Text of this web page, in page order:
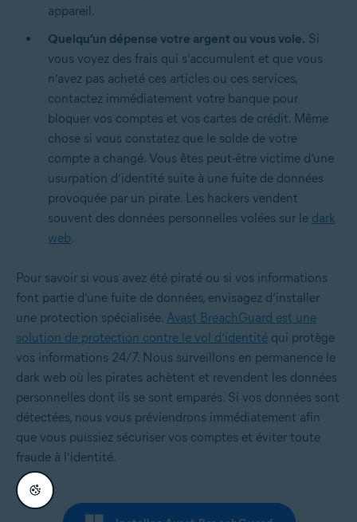
appareil.
Quelqu’un dépense votre argent ou vous vole. Si
vous voyez des frais qui s’accumulent et que vous
n’avez pas acheté ces articles ou ces services,
contactez immédiatement votre banque pour
bloquer vos comptes et vos cartes de crédit. Même
chose si vous constatez que le solde de votre
compte a changé. Vous êtes peut-être victime d’une
usurpation d’identité suite à une fuite de données
provoquée par un pirate. Les hackers vendent
souvent des données personnelles volées sur le dark
web.
Pour savoir si vous avez été piraté ou si vos informations
font partie d’une fuite de données, envisagez d’installer
une protection spécialisée. Avast BreachGuard est une
solution de protection contre le vol d’identité qui protège
vos informations 24/7. Nous surveillons en permanence le
dark web où les pirates achètent et revendent les données
personnelles dont ils se sont emparés. Si vos données sont
détectées, nous vous préviendrons immédiatement afin
que vous puissiez sécuriser vos comptes et éviter toute
fraude à l’identité.